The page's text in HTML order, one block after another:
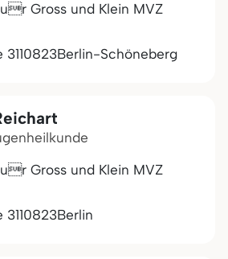
Gross und Klein MVZ
3110823Berlin-Schöneberg
Gross und Klein MVZ
3110823Berlin